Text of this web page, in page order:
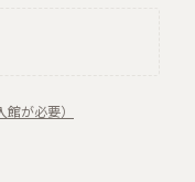
が必要）